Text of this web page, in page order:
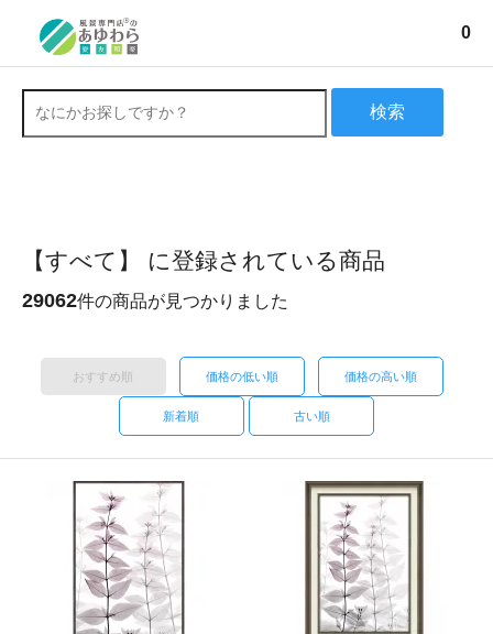
0
検索
【すべて】 に登録されている商品
29062件の商品が見つかりました
おすすめ順 価格の低い順 価格の高い順
新着順 古い順